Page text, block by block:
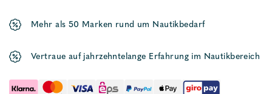
Mehr als 50 Marken rund um Nautikbedarf
Vertraue auf jahrzehntelange Erfahrung im Nautikbereich